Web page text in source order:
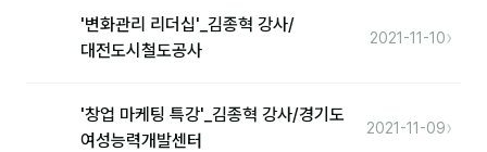
미팅·보고
'변화관리 리더십'_김종혁 강사/
대전도시철도공사
2021-11-10›
'창업 마케팅 특강'_김종혁 강사/경기도
여성능력개발센터
2021-11-09›